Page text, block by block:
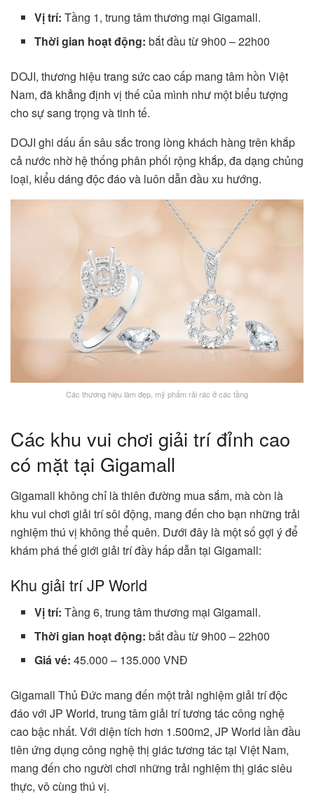
Vị trí: Tầng 1, trung tâm thương mại Gigamall.
Thời gian hoạt động: bắt đầu từ 9h00 – 22h00
DOJI, thương hiệu trang sức cao cấp mang tâm hồn Việt
Nam, đã khẳng định vị thế của mình như một biểu tượng
cho sự sang trọng và tinh tế.
DOJI ghi dấu ấn sâu sắc trong lòng khách hàng trên khắp
cả nước nhờ hệ thống phân phối rộng khắp, đa dạng chủng
loại, kiểu dáng độc đáo và luôn dẫn đầu xu hướng.
Các thương hiệu làm đẹp, mỹ phẩm rải rác ở các tầng
Các khu vui chơi giải trí đỉnh cao
có mặt tại Gigamall
Gigamall không chỉ là thiên đường mua sắm, mà còn là
khu vui chơi giải trí sôi động, mang đến cho bạn những trải
nghiệm thú vị không thể quên. Dưới đây là một số gợi ý để
khám phá thế giới giải trí đầy hấp dẫn tại Gigamall:
Khu giải trí JP World
Vị trí: Tầng 6, trung tâm thương mại Gigamall.
Thời gian hoạt động:bắt đầu từ 9h00 – 22h00
Giá vé: 45.000 – 135.000 VNĐ
Gigamall Thủ Đức mang đến một trải nghiệm giải trí độc
đáo với JP World, trung tâm giải trí tương tác công nghệ
cao bậc nhất. Với diện tích hơn 1.500m2, JP World lần đầu
tiên ứng dụng công nghệ thị giác tương tác tại Việt Nam,
mang đến cho người chơi những trải nghiệm thị giác siêu
thực, vô cùng thú vị.